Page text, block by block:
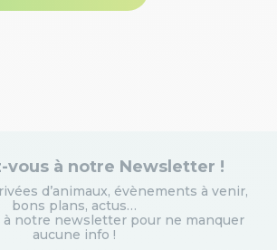
vous à notre Newsletter !
d’animaux, évènements à venir,
bons plans, actus…
à notre newsletter pour ne manquer
aucune info !